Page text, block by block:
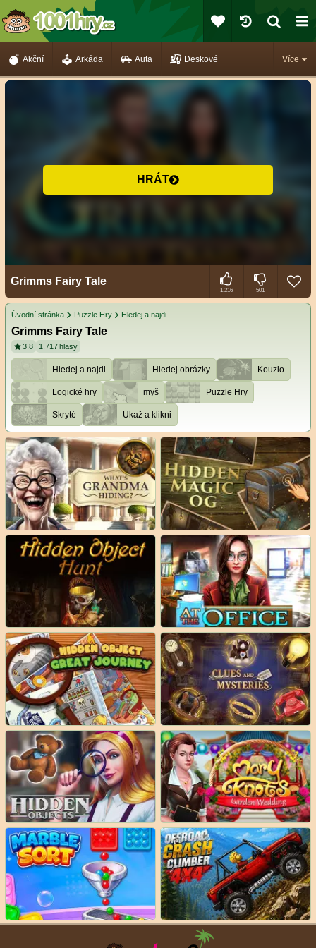
Více
Akční Arkáda Auta Deskové
HRÁT
Grimms Fairy Tale
1.216 501
Úvodní stránka Puzzle Hry Hledej a najdi
Grimms Fairy Tale
3.8 1.717 hlasy
Hledej a najdi Hledej obrázky Kouzlo
Logické hry myš Puzzle Hry
Skryté Ukaž a klikni